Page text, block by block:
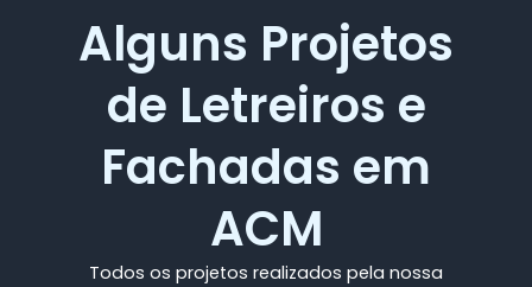
Alguns Projetos
de Letreiros e
Fachadas em
ACM
Todos os projetos realizados pela nossa